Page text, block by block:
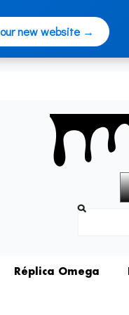
new website →
Buscar
Réplica Omega